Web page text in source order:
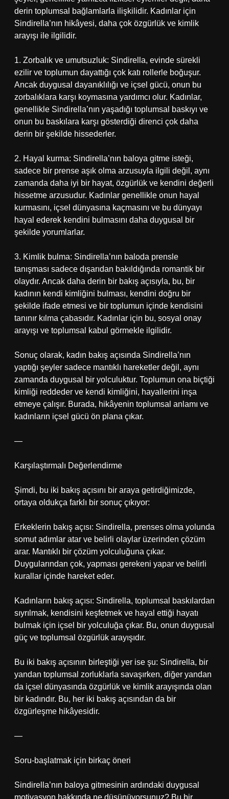
derin toplumsal bağlamlarla ilişkilidir. Kadınlar için
Sindirella’nın hikâyesi, daha çok özgürlük ve kimlik
arayışı ile ilgilidir.
1. Zorbalık ve umutsuzluk: Sindirella, evinde sürekli
ezilir ve toplumun dayattığı çok katı rollerle boğuşur.
Ancak duygusal dayanıklılığı ve içsel gücü, onun bu
zorbalıklara karşı koymasına yardımcı olur. Kadınlar,
genellikle Sindirella’nın yaşadığı toplumsal baskıyı ve
onun bu baskılara karşı gösterdiği direnci çok daha
derin bir şekilde hissederler.
2. Hayal kurma: Sindirella’nın baloya gitme isteği,
sadece bir prense aşık olma arzusuyla ilgili değil, aynı
zamanda daha iyi bir hayat, özgürlük ve kendini değerli
hissetme arzusudur. Kadınlar genellikle onun hayal
kurmasını, içsel dünyasına kaçmasını ve bu dünyayı
hayal ederek kendini bulmasını daha duygusal bir
şekilde yorumlarlar.
3. Kimlik bulma: Sindirella’nın baloda prensle
tanışması sadece dışarıdan bakıldığında romantik bir
olaydır. Ancak daha derin bir bakış açısıyla, bu, bir
kadının kendi kimliğini bulması, kendini doğru bir
şekilde ifade etmesi ve bir toplumun içinde kendisini
tanınır kılma çabasıdır. Kadınlar için bu, sosyal onay
arayışı ve toplumsal kabul görmekle ilgilidir.
Sonuç olarak, kadın bakış açısında Sindirella’nın
yaptığı şeyler sadece mantıklı hareketler değil, aynı
zamanda duygusal bir yolculuktur. Toplumun ona biçtiği
kimliği reddeder ve kendi kimliğini, hayallerini inşa
etmeye çalışır. Burada, hikâyenin toplumsal anlamı ve
kadınların içsel gücü ön plana çıkar.
—
Karşılaştırmalı Değerlendirme
Şimdi, bu iki bakış açısını bir araya getirdiğimizde,
ortaya oldukça farklı bir sonuç çıkıyor:
Erkeklerin bakış açısı: Sindirella, prenses olma yolunda
somut adımlar atar ve belirli olaylar üzerinden çözüm
arar. Mantıklı bir çözüm yolculuğuna çıkar.
Duygularından çok, yapması gerekeni yapar ve belirli
kurallar içinde hareket eder.
Kadınların bakış açısı: Sindirella, toplumsal baskılardan
sıyrılmak, kendisini keşfetmek ve hayal ettiği hayatı
bulmak için içsel bir yolculuğa çıkar. Bu, onun duygusal
güç ve toplumsal özgürlük arayışıdır.
Bu iki bakış açısının birleştiği yer ise şu: Sindirella, bir
yandan toplumsal zorluklarla savaşırken, diğer yandan
da içsel dünyasında özgürlük ve kimlik arayışında olan
bir kadındır. Bu, her iki bakış açısından da bir
özgürleşme hikâyesidir.
—
Soru‑başlatmak için birkaç öneri
Sindirella’nın baloya gitmesinin ardındaki duygusal
motivasyon hakkında ne düşünüyorsunuz? Bu bir